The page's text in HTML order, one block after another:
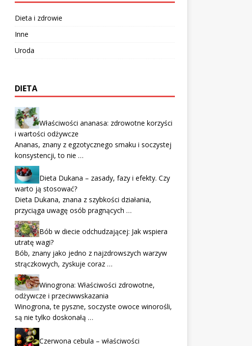
Dieta i zdrowie
Inne
Uroda
DIETA
Właściwości ananasa: zdrowotne korzyści
i wartości odżywcze
Ananas, znany z egzotycznego smaku i soczystej
konsystencji, to nie …
Dieta Dukana – zasady, fazy i efekty. Czy
warto ją stosować?
Dieta Dukana, znana z szybkości działania,
przyciąga uwagę osób pragnących …
Bób w diecie odchudzającej: Jak wspiera
utratę wagi?
Bób, znany jako jedno z najzdrowszych warzyw
strączkowych, zyskuje coraz …
Winogrona: Właściwości zdrowotne,
odżywcze i przeciwwskazania
Winogrona, te pyszne, soczyste owoce winorośli,
są nie tylko doskonałą …
Czerwona cebula – właściwości